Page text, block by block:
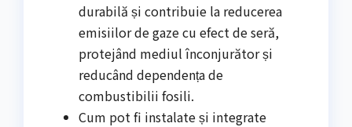
durabilă și contribuie la reducerea
emisiilor de gaze cu efect de seră,
protejând mediul înconjurător și
reducând dependența de
combustibilii fosili.
Cum pot fi instalate și integrate